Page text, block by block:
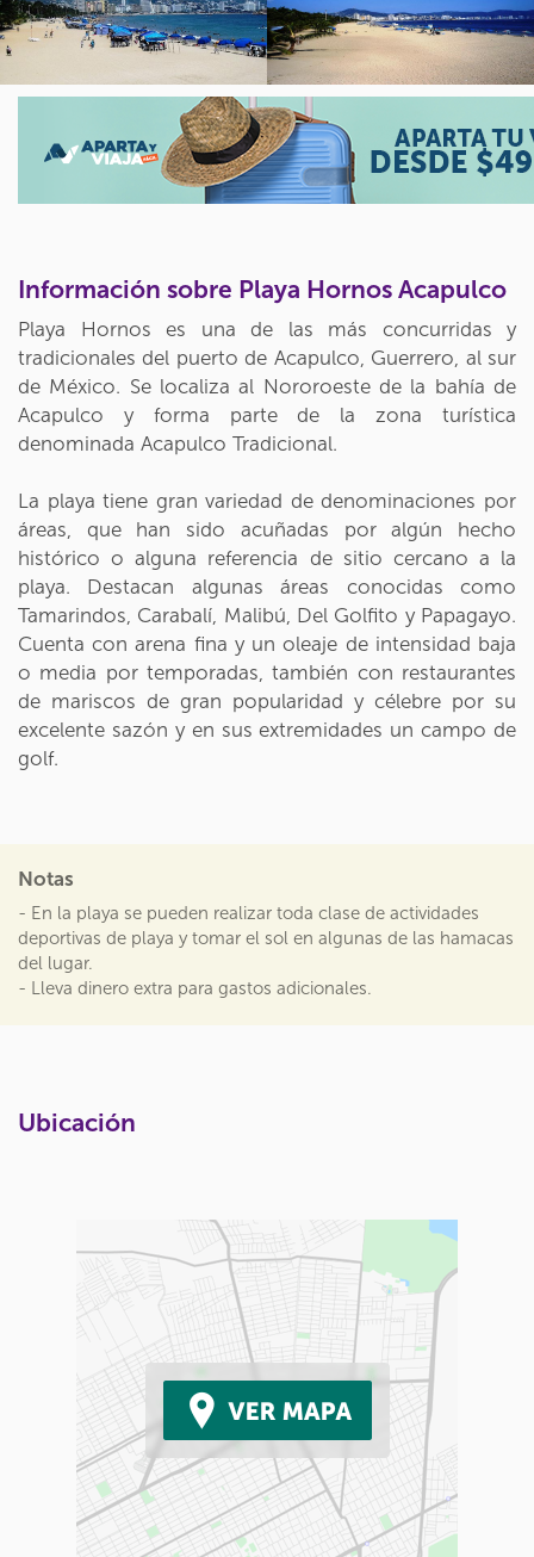
Información sobre Playa Hornos Acapulco
Playa Hornos es una de las más concurridas y
tradicionales del puerto de Acapulco, Guerrero, al sur
de México. Se localiza al Nororoeste de la bahía de
Acapulco y forma parte de la zona turística
denominada Acapulco Tradicional.
La playa tiene gran variedad de denominaciones por
áreas, que han sido acuñadas por algún hecho
histórico o alguna referencia de sitio cercano a la
playa. Destacan algunas áreas conocidas como
Tamarindos, Carabalí, Malibú, Del Golfito y Papagayo.
Cuenta con arena fina y un oleaje de intensidad baja
o media por temporadas, también con restaurantes
de mariscos de gran popularidad y célebre por su
excelente sazón y en sus extremidades un campo de
golf.
Notas
- En la playa se pueden realizar toda clase de actividades
deportivas de playa y tomar el sol en algunas de las hamacas
del lugar.
- Lleva dinero extra para gastos adicionales.
Ubicación